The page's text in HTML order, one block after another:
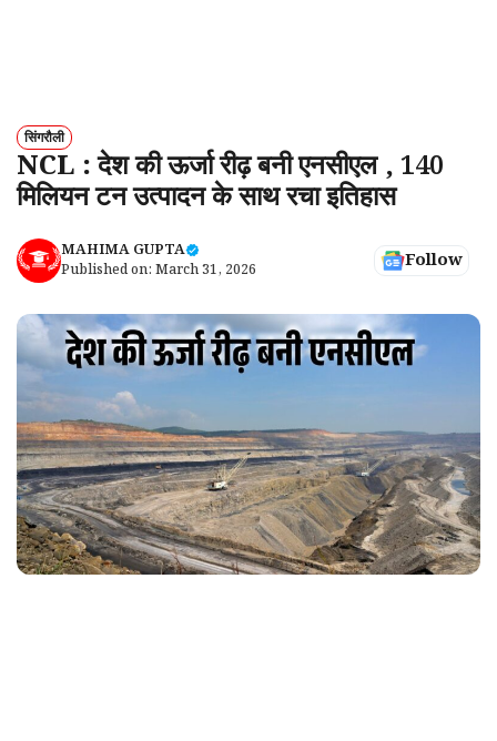
सिंगरौली
NCL : देश की ऊर्जा रीढ़ बनी एनसीएल , 140
मिलियन टन उत्पादन के साथ रचा इतिहास
MAHIMA GUPTA
Published on: March 31, 2026 Follow